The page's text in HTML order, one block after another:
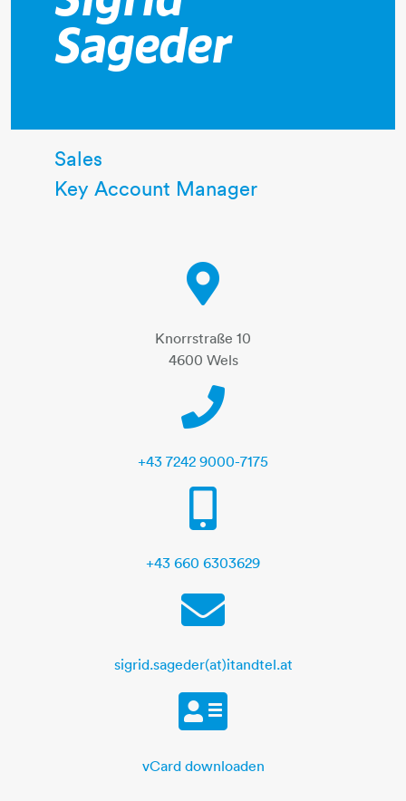
Sageder
Sales
Key Account Manager
Knorrstraße 10
4600 Wels
Telephone
+43 7242 9000-7175
Mobile
+43 660 6303629
E-Mail
sigrid.sageder(at)itandtel.at
vCard
vCard downloaden